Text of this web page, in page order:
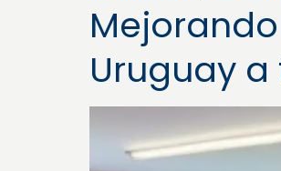
Uruguay